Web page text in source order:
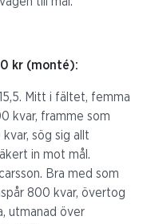
kr (monté):
Mitt i fältet, femma
kvar, framme som
sög sig allt
in mot mål.
Bra med som
800 kvar, övertog
utmanad över